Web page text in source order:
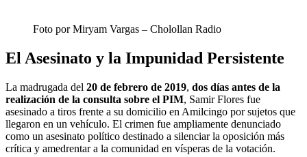
Foto por Miryam Vargas – Cholollan Radio
El Asesinato y la Impunidad Persistente
La madrugada del 20 de febrero de 2019, dos días antes de la
realización de la consulta sobre el PIM, Samir Flores fue
asesinado a tiros frente a su domicilio en Amilcingo por sujetos que
llegaron en un vehículo. El crimen fue ampliamente denunciado
como un asesinato político destinado a silenciar la oposición más
crítica y amedrentar a la comunidad en vísperas de la votación.